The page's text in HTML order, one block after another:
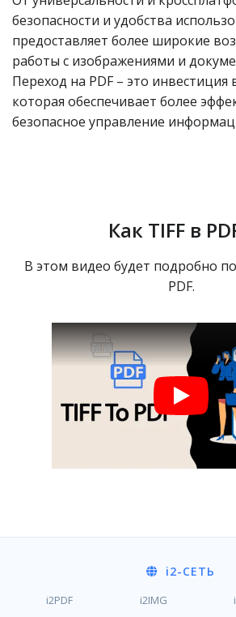
безопасности и удобства
предоставляет более широкие
работы с изображениями и
Переход на PDF – это инвестиция
которая обеспечивает более
безопасное управление
Как TIFF в
В этом видео будет подробно
PDF.
i2-СЕТЬ
i2PDF i2IMG